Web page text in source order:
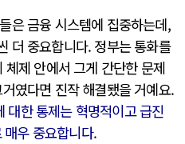
은 금융 시스템에 집중하는데,
더 중요합니다. 정부는 통화를
제 안에서 그게 간단한 문제
였다면 진작 해결됐을 거예요.
대한 통제는 혁명적이고 급진
우 중요합니다.